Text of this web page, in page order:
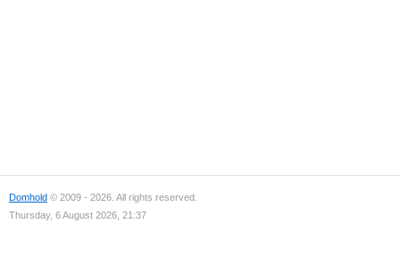
Domhold © 2009 - 2026. All rights reserved.
Thursday, 6 August 2026, 21:37